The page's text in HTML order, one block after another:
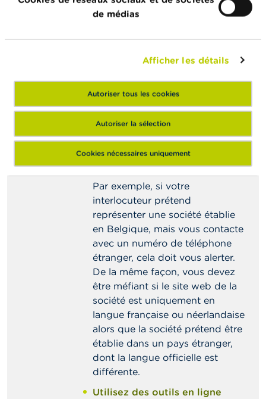
de médias
Afficher les détails
Autoriser tous les cookies
Autoriser la sélection
Cookies nécessaires uniquement
Attention !
Il est fréquent que
internet très proche de celle du
site officiel de la société dont ils
par exemple un tiret dans
l’adresse ou en utilisant une
autre extension (« .com » à la
place de « .be » par exemple).
Confrontez les informations
officielles avec les faits.
Par exemple, si votre
interlocuteur prétend
représenter une société établie
en Belgique, mais vous contacte
avec un numéro de téléphone
étranger, cela doit vous alerter.
De la même façon, vous devez
être méfiant si le site web de la
société est uniquement en
langue française ou néerlandaise
alors que la société prétend être
établie dans un pays étranger,
dont la langue officielle est
différente.
Utilisez des outils en ligne